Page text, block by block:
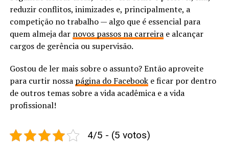
reduzir conflitos, inimizades e, principalmente, a
competição no trabalho — algo que é essencial para
quem almeja dar novos passos na carreirae alcançar
cargos de gerência ou supervisão.
Gostou de ler mais sobre o assunto? Então aproveite
para curtir nossa página do Facebooke ficar por dentro
de outros temas sobre a vida acadêmica e a vida
profissional!
4/5 - (5 votos)